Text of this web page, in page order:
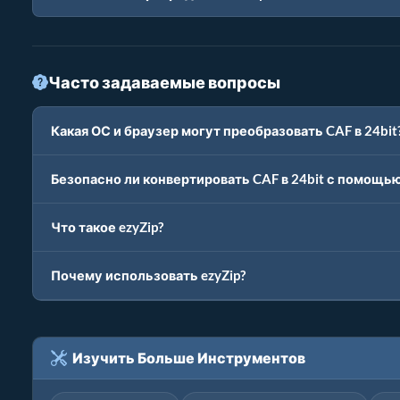
Часто задаваемые вопросы
Какая ОС и браузер могут преобразовать CAF в
Безопасно ли конвертировать CAF в 24bit с
Что такое ezyZip?
Почему использовать ezyZip?
Изучить Больше Инструментов